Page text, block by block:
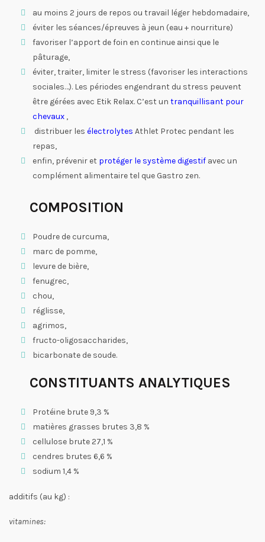
au moins 2 jours de repos ou travail léger hebdomadaire,
éviter les séances/épreuves à jeun (eau + nourriture)
favoriser l’apport de foin en continue ainsi que le
pâturage,
éviter, traiter, limiter le stress (favoriser les interactions
sociales…). Les périodes engendrant du stress peuvent
être gérées avec Etik Relax. C’est un tranquillisant pour
chevaux ,
distribuer les électrolytes Athlet Protec pendant les
repas,
enfin, prévenir et protéger le système digestif avec un
complément alimentaire tel que Gastro zen.
COMPOSITION
Poudre de curcuma,
marc de pomme,
levure de bière,
fenugrec,
chou,
réglisse,
agrimos,
fructo-oligosaccharides,
bicarbonate de soude.
CONSTITUANTS ANALYTIQUES
Protéine brute 9,3 %
matières grasses brutes 3,8 %
cellulose brute 27,1 %
cendres brutes 6,6 %
sodium 1,4 %
additifs (au kg) :
vitamines: